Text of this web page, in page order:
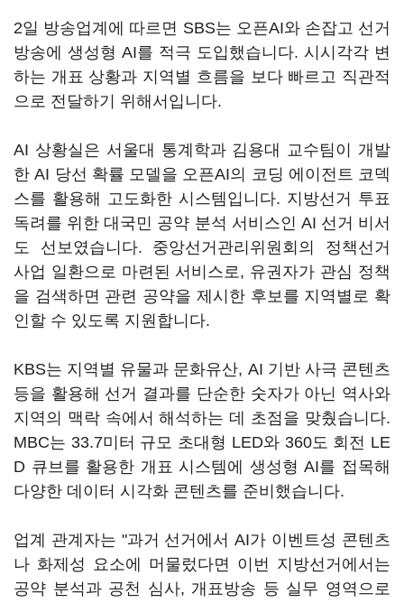
2일 방송업계에 따르면 SBS는 오픈AI와 손잡고 선거
방송에 생성형 AI를 적극 도입했습니다. 시시각각 변
하는 개표 상황과 지역별 흐름을 보다 빠르고 직관적
으로 전달하기 위해서입니다.
AI 상황실은 서울대 통계학과 김용대 교수팀이 개발
한 AI 당선 확률 모델을 오픈AI의 코딩 에이전트 코덱
스를 활용해 고도화한 시스템입니다. 지방선거 투표
독려를 위한 대국민 공약 분석 서비스인 AI 선거 비서
도 선보였습니다. 중앙선거관리위원회의 정책선거
사업 일환으로 마련된 서비스로, 유권자가 관심 정책
을 검색하면 관련 공약을 제시한 후보를 지역별로 확
인할 수 있도록 지원합니다.
KBS는 지역별 유물과 문화유산, AI 기반 사극 콘텐츠
등을 활용해 선거 결과를 단순한 숫자가 아닌 역사와
지역의 맥락 속에서 해석하는 데 초점을 맞췄습니다.
MBC는 33.7미터 규모 초대형 LED와 360도 회전 LE
D 큐브를 활용한 개표 시스템에 생성형 AI를 접목해
다양한 데이터 시각화 콘텐츠를 준비했습니다.
업계 관계자는 "과거 선거에서 AI가 이벤트성 콘텐츠
나 화제성 요소에 머물렀다면 이번 지방선거에서는
공약 분석과 공천 심사, 개표방송 등 실무 영역으로